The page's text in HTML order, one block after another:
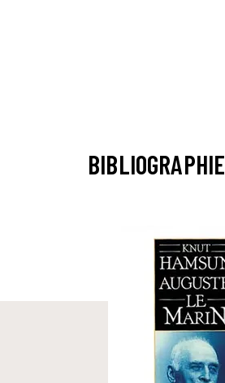
BIBLIOGRAPHIE